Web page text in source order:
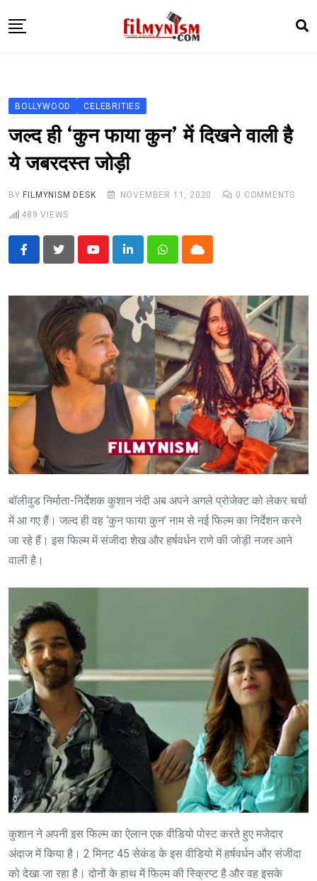
to
TELEVISION
BHOJPURI
NEWS ABTAK
STARRY SIDES
BOLLYWOOD CELEBRITIES
जल्द ही ‘कुन फाया कुन’ में दिखने वाली है
ये जबरदस्त जोड़ी
BY FILMYNISM DESK NOVEMBER 11, 2020 0 COMMENTS
489 VIEWS
YoutubeLinkedInWhatsappCloud
बॉलीवुड निर्माता-निर्देशक कुशान नंदी अब अपने अगले प्रोजेक्ट को लेकर चर्चा
में आ गए हैं। जल्द ही वह ‘कुन फाया कुन’ नाम से नई फिल्म का निर्देशन करने
जा रहे हैं। इस फिल्म में संजीदा शेख और हर्षवर्धन राणे की जोड़ी नजर आने
वाली है।
कुशान ने अपनी इस फिल्म का ऐलान एक वीडियो पोस्ट करते हुए मजेदार
अंदाज में किया है। 2 मिनट 45 सेकंड के इस वीडियो में हर्षवर्धन और संजीदा
को देखा जा रहा है। दोनों के हाथ में फिल्म की स्क्रिप्ट है और वह इसके